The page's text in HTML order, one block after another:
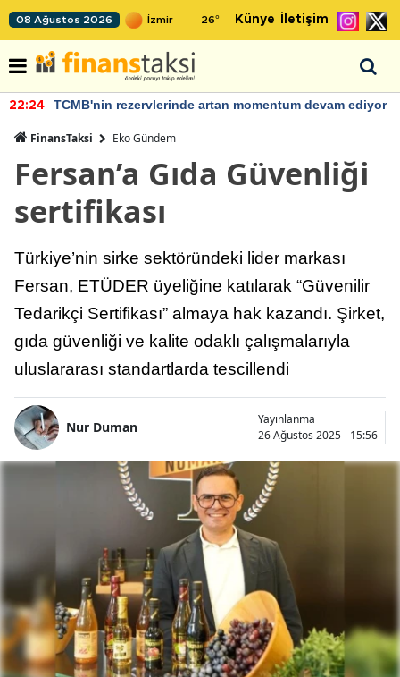
08 Ağustos 2026 26° Künye İletişim
22:24 TCMB'nin rezervlerinde artan momentum devam ediyor
FinansTaksi Eko Gündem
Fersan’a Gıda Güvenliği
sertifikası
Türkiye’nin sirke sektöründeki lider markası
Fersan, ETÜDER üyeliğine katılarak “Güvenilir
Tedarikçi Sertifikası” almaya hak kazandı. Şirket,
gıda güvenliği ve kalite odaklı çalışmalarıyla
uluslararası standartlarda tescillendi
Nur Duman
Yayınlanma
26 Ağustos 2025 - 15:56